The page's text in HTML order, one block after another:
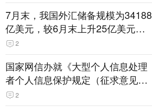
7月末，我国外汇储备规模为34188
亿美元，较6月末上升25亿美元，
升幅为0.07%
2
国家网信办就《大型个人信息处理
者个人信息保护规定（征求意见
稿）》公开征求意见
2